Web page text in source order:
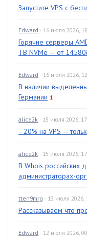
Запустите VPS с
Edward · 16 июля 2026,
Горячие серверы
TB NVMe — от
Edward · 16 июля 2026,
В наличии
Германии 1
alice2k · 15 июля 2026,
–20% на VPS —
alice2k · 15 июля 2026,
В Whois российских
администраторах-
tten9mrg · 13 июля 2026,
Рассказываем что
Edward · 12 июля 2026,